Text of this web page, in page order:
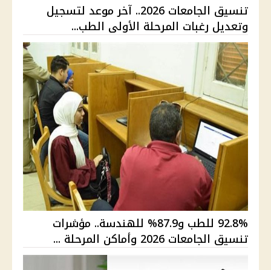
تنسيق الجامعات 2026.. آخر موعد لتسجيل
وتعديل رغبات المرحلة الأولى الطب...
92.8% للطب و87.9% للهندسة.. مؤشرات
تنسيق الجامعات 2026 وأماكن المرحلة ...